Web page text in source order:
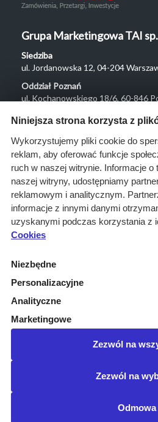
Grupa Marketingowa TAI sp.
Siedziba
ul. Jordanowska 12, 04-204
Oddział Poznań
ul. Kochanowskiego 18/6, 60-846
Menu
O nas
Rozwiązania
Monitoring
przetargów
Raporty
przetargowe
Kontakt
Kontakt
Infolinia 800 800 707
kontakt@pressinfo.pl
Niniejsza strona korzysta z
Wykorzystujemy pliki cookie do
reklam, aby oferować funkcje
ruch w naszej witrynie. Informacje
naszej witryny, udostępniamy
reklamowym i analitycznym.
informacje z innymi danymi
uzyskanymi podczas korzystania z
Cookies
Niezbędne
Personalizacyjne
Analityczne
Marketingowe
Zezwól na
Zezwól na
Odmowa